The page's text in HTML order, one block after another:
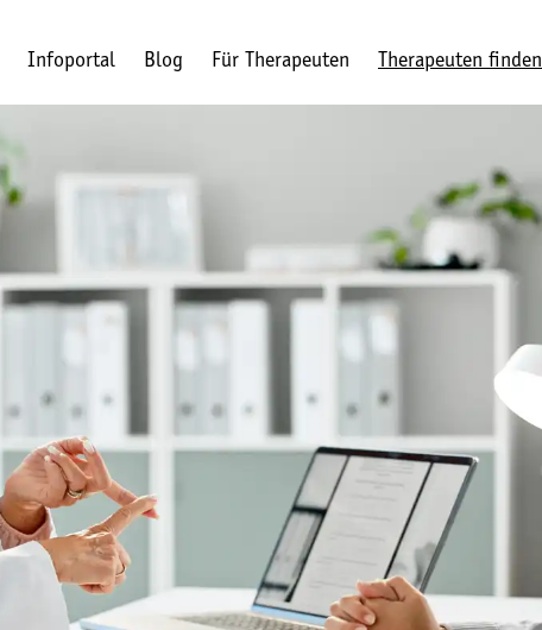
Infoportal Blog Für Therapeuten Therapeuten finden